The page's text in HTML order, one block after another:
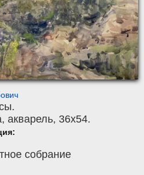
, акварель, 36x54.
собрание